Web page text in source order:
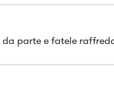
da parte e fatele